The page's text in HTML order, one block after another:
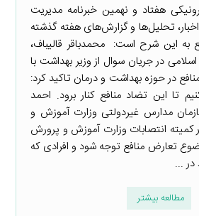
هفتاد و نهمین خبرنامه مدیریت
تحلیل‌ها و گزارش‌های هفته گذشته
به این شرح است: ‌ محمدباقر قالیباف،
در جریان سوال از وزیر بهداشت با
در حوزه بهداشت و درمان تاکید کرد:
تا این تضاد منافع کنار برود. احمد
مدارس غیردولتی وزارت آموزش و
انتصابات وزارت آموزش و پرورش
تعارض منافع توجه شود و افرادی که
در ...
مطالعه بیشتر